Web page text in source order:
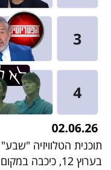
פרסמו
עקבו
אחרינו:
תוכנית הטלוויזיה
בערוץ 12,